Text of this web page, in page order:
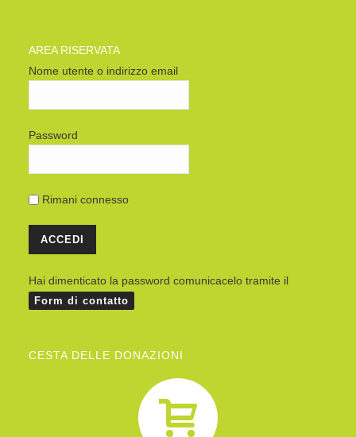
AREA RISERVATA
Nome utente o indirizzo email
Password
Rimani connesso
Hai dimenticato la password comunicacelo tramite il
Form di contatto
CESTA DELLE DONAZIONI